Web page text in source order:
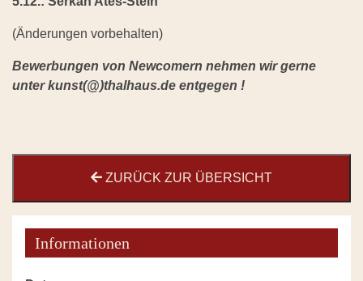
(Änderungen vorbehalten)
Bewerbungen von Newcomern nehmen wir gerne
unter kunst(@)thalhaus.de entgegen !
ZURÜCK ZUR ÜBERSICHT
Informationen